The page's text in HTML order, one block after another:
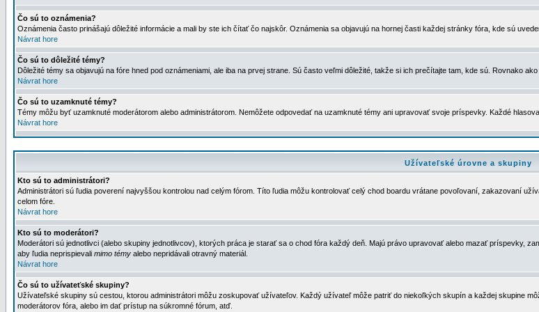
Čo sú to oznámenia?
Oznámenia často prinášajú dôležité informácie a mali by ste ich čítať čo najskôr. Oznámenia sa objavujú na hornej časti každej stránky fóra, kde sú
Návrat hore
Čo sú to dôležité témy?
Dôležité témy sa objavujú na fóre hned pod oznámeniami, ale iba na prvej strane. Sú často veľmi dôležité, takže si ich prečítajte tam, kde sú. Rovnako
Návrat hore
Čo sú to uzamknuté témy?
Témy môžu byť uzamknuté moderátorom alebo administrátorom. Nemôžete odpovedať na uzamknuté témy ani upravovať svoje príspevky. Každé
Návrat hore
Užívateľské úrovne a skupiny
Kto sú to administrátori?
Administrátori sú ľudia poverení najvyššou kontrolou nad celým fórom. Títo ľudia môžu kontrolovať celý chod boardu vrátane povoľovaní, zakazovaní
celom fóre.
Návrat hore
Kto sú to moderátori?
Moderátori sú jednotlivci (alebo skupiny jednotlivcov), ktorých práca je starať sa o chod fóra každý deň. Majú právo upravovať alebo mazať príspevky,
aby ľudia neprispievali mimo témy alebo nepridávali otravný materiál.
Návrat hore
Čo sú to užívateťské skupiny?
Užívateľské skupiny sú cestou, ktorou administrátori môžu zoskupovať užívateľov. Každý užívateľ môže patriť do niekoľkých skupín a každej skupine
moderátorov fóra, alebo im dať prístup na súkromné fórum, atď.